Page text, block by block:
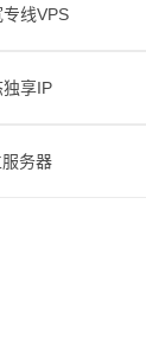
线VPS
享IP
务器